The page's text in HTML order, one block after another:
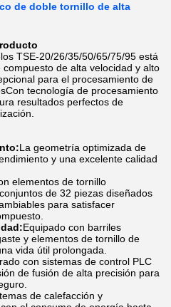
de doble tornillo de alta
TSE-20/26/35/50/65/75/95 está
de alta velocidad y alto
para el procesamiento de
tecnología de procesamiento
resultados perfectos de
La geometría optimizada de
y una excelente calidad
elementos de tornillo
de 32 piezas diseñados
para satisfacer
Equipado con barriles
y elementos de tornillo de
vida útil prolongada.
con sistemas de control PLC
de fusión de alta precisión para
de calefacción y